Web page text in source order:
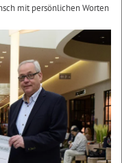
mit persönlichen Worten